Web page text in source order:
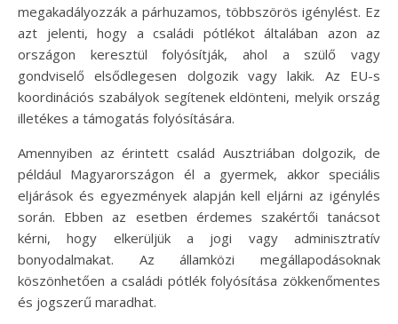
megakadályozzák a párhuzamos, többszörös igénylést. Ez
azt jelenti, hogy a családi pótlékot általában azon az
országon keresztül folyósítják, ahol a szülő vagy
gondviselő elsődlegesen dolgozik vagy lakik. Az EU-s
koordinációs szabályok segítenek eldönteni, melyik ország
illetékes a támogatás folyósítására.
Amennyiben az érintett család Ausztriában dolgozik, de
például Magyarországon él a gyermek, akkor speciális
eljárások és egyezmények alapján kell eljárni az igénylés
során. Ebben az esetben érdemes szakértői tanácsot
kérni, hogy elkerüljük a jogi vagy adminisztratív
bonyodalmakat. Az államközi megállapodásoknak
köszönhetően a családi pótlék folyósítása zökkenőmentes
és jogszerű maradhat.